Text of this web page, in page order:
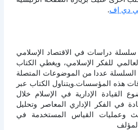
دي إف.
دراسات في الاقتصاد الإسلامي
للفكر الإسلامي، ويغطي الكتاب
عددا من الموضوعات المتصلة
هذه المؤسسات.ويتناول الكتاب عبر
القيادة الإدارية في الإسلام خلال
في الفكر الإداري المعاصر وتحليل
وعمليات القياس المستخدمة في